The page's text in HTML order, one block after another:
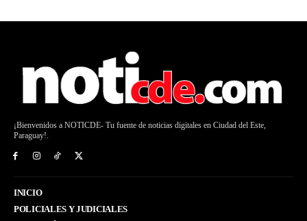
¡Bienvenidos a NOTICDE- Tu fuente de noticias digitales en Ciudad del Este,
Paraguay!.
INICIO
POLICIALES Y JUDICIALES